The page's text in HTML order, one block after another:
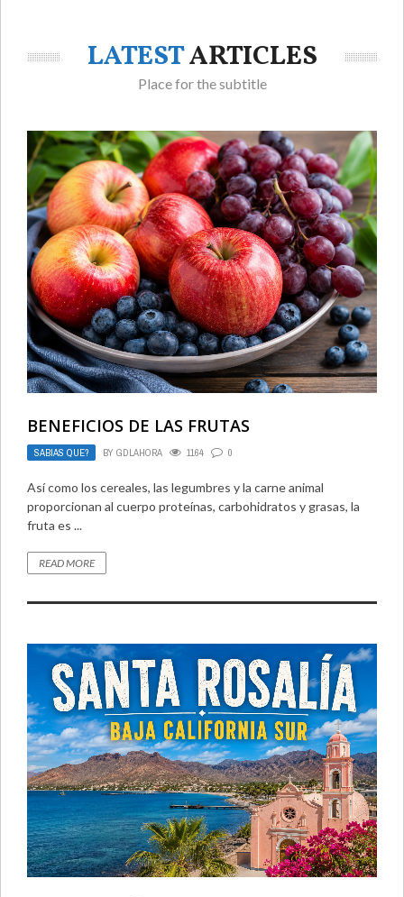
LATESTARTICLES
Place for the subtitle
BENEFICIOS DE LAS FRUTAS
SABIAS QUE? BY GDLAHORA 1164 0
Así como los cereales, las legumbres y la carne animal
proporcionan al cuerpo proteínas, carbohidratos y grasas, la
fruta es ...
READ MORE